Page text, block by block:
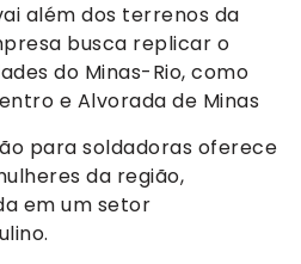
além dos terrenos da
busca replicar o
do Minas-Rio, como
e Alvorada de Minas
para soldadoras oferece
da região,
em um setor